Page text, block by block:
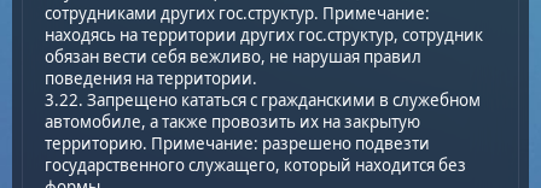
сотрудниками других гос.структур. Примечание:
находясь на территории других гос.структур, сотрудник
обязан вести себя вежливо, не нарушая правил
поведения на территории.
3.22. Запрещено кататься с гражданскими в служебном
автомобиле, а также провозить их на закрытую
территорию. Примечание: разрешено подвезти
государственного служащего, который находится без